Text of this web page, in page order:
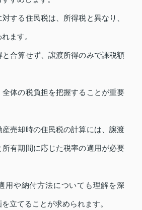
する住民税は、所得税と異なり、
ます。
合算せず、譲渡所得のみで課税額
全体の税負担を把握することが重要
産売却時の住民税の計算には、譲渡
所有期間に応じた税率の適用が必要
用や納付方法についても理解を深
立てることが求められます。